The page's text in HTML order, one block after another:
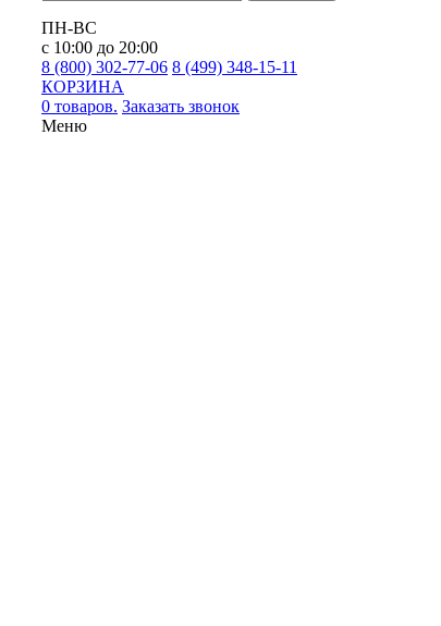
ПН-ВС
с 10:00 до 20:00
8 (800) 302-77-06 8 (499) 348-15-11
КОРЗИНА
0 товаров. Заказать звонок
Меню